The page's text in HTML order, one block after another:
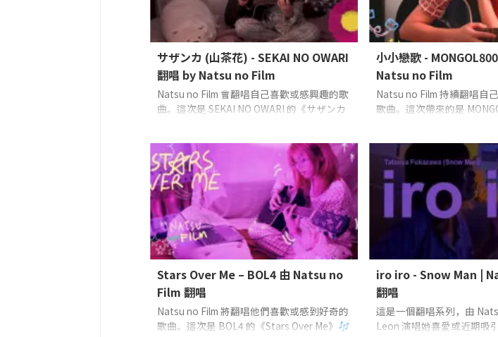
サザンカ (山茶花) - SEKAI NO OWARI
翻唱 by Natsu no Film
Natsu no Film 會翻唱自己喜歡或感興趣的歌
曲。這次是 SEKAI NO OWARI 的《サザンカ
小小戀歌 -
Natsu no Film
Natsu no Film 持續翻唱自
歌曲。這次帶來的是
Stars Over Me – BOL4 由 Natsu no
Film 翻唱
Natsu no Film 將翻唱他們喜歡或感到好奇的
歌曲。這次是 BOL4 的《Stars Over Me》
iro iro - Snow Man |
翻唱
這是一個翻唱系列，由
Leon 演唱她喜愛或近期吸